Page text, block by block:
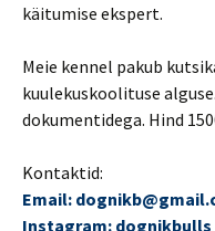
käitumise ekspert.
Meie kennel pakub
kuulekuskoolituse
dokumentidega. Hind
Kontaktid:
Email:
Instagram: dognikbulls